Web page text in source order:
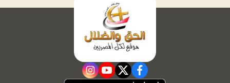
facebook
twitter
youtube
instagram